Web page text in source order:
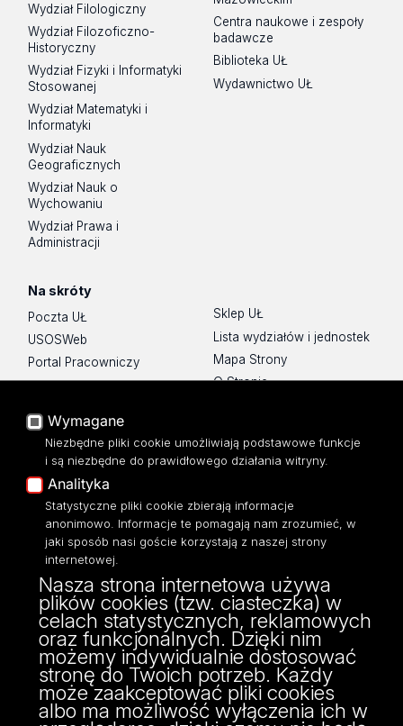
Wydział Filologiczny
Wydział Filozoficzno-
Historyczny
Wydział Fizyki i Informatyki
Stosowanej
Wydział Matematyki i
Informatyki
Wydział Nauk
Geograficznych
Wydział Nauk o
Wychowaniu
Wydział Prawa i
Administracji
Centra naukowe i zespoły
badawcze
Biblioteka UŁ
Wydawnictwo UŁ
Na skróty
Poczta UŁ
USOSWeb
Portal Pracowniczy
Baza Aktów Własnych
Moodle
Eksperci UŁ
Polityka Prywatności
Dostępność
Sklep UŁ
Lista wydziałów i jednostek
Mapa Strony
O Stronie
ul. Narutowicza 68, 90-136 Łódź
NIP: 724 000 32 43
Adres do doręczeń elektronicznych (ADE):
AE:PL-74796-17640-IHHIV-17
KONTAKT
Wymagane
Niezbędne pliki cookie umożliwiają podstawowe funkcje
i są niezbędne do prawidłowego działania witryny.
Analityka
Statystyczne pliki cookie zbierają informacje
anonimowo. Informacje te pomagają nam zrozumieć, w
jaki sposób nasi goście korzystają z naszej strony
internetowej.
Nasza strona internetowa używa
plików cookies (tzw. ciasteczka) w
celach statystycznych, reklamowych
oraz funkcjonalnych. Dzięki nim
możemy indywidualnie dostosować
stronę do Twoich potrzeb. Każdy
może zaakceptować pliki cookies
albo ma możliwość wyłączenia ich w